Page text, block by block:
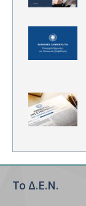
Το Δ.Ε.Ν.